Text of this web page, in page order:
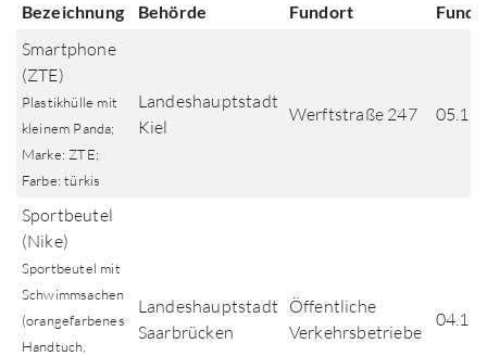
Bezeichnung
Behörde
Fundort
Smartphone
(ZTE)
Plastikhülle mit
kleinem Panda;
Marke: ZTE;
Farbe: türkis
Landeshauptstadt
Kiel
Werftstraße 247
Sportbeutel
(Nike)
Sportbeutel mit
Schwimmsachen
(orangefarbenes
Handtuch,
Landeshauptstadt
Saarbrücken
Öffentliche
Verkehrsbetriebe